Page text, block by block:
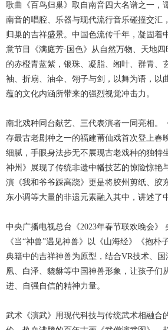
歌曲《百鸟归巢》取自南音四大名谱之一，
南音的唱腔、乐器与现代流行音乐碰撞交汇
归巢的吉祥盛景。中国色流传千年，凝固着
意节目《满庭芳·国色》从自然万物、天地
的赤橙青蓝紫，银珠、凝脂、缃叶、群青、
袖、折扇、油伞、翎子与剑，以舞为语，以
蕴的文化内涵所带来的强烈视觉冲击力。
南北戏种同台献艺、三代表演者一同亮相。
存最古老剧种之一的福建莆仙戏首次登上春
细腻，手眼身法步无不展现古老戏种的独特
神州》展现了传统非遗中幡技艺的惊险惊艳
演《我和爷爷踩高跷》更是将胶州剪纸、胶
东小调等大量的非遗元素融入其中，讲述了
中央广播电视总台《2023年春节联欢晚会
《当“神兽”遇见神兽》以《山海经》《抱朴
典籍中的吉祥神兽为原型，结合VR技术、
凰、白泽、貔貅等中国神兽形象，让孩子们
进、自强自信的精神力量。
武术《演武》用现代科技与传统武术相融合